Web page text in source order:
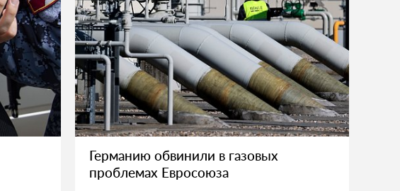
Германию обвинили в газовых
проблемах Евросоюза